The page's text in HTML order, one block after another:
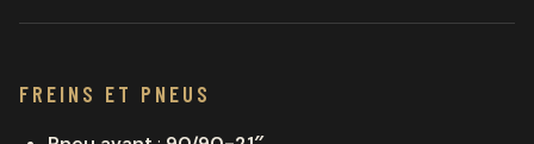
FREINS ET PNEUS